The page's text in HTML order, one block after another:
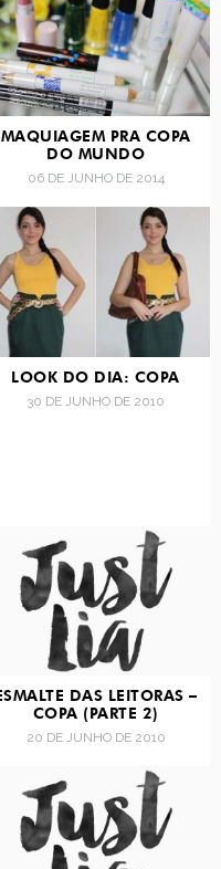
MAQUIAGEM PRA COPA
DO MUNDO
06 DE JUNHO DE 2014
LOOK DO DIA: COPA
30 DE JUNHO DE 2010
DAS LEITORAS –
COPA (PARTE 2)
20 DE JUNHO DE 2010